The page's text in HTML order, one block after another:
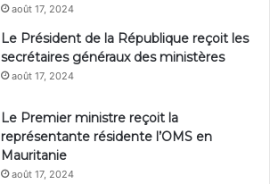
août 17, 2024
Le Président de la République reçoit les
secrétaires généraux des ministères
août 17, 2024
Le Premier ministre reçoit la
représentante résidente l’OMS en
Mauritanie
août 17, 2024